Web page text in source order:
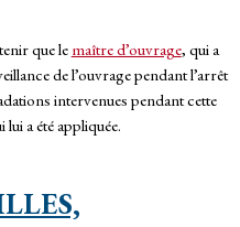
que le maître d’ouvrage, qui a
de l’ouvrage pendant l’arrêt
intervenues pendant cette
a été appliquée.